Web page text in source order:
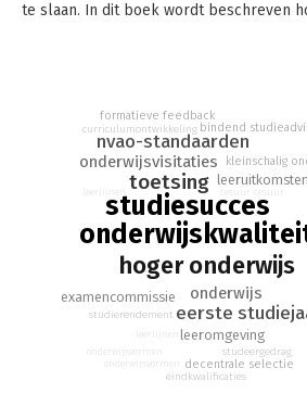
te slaan. In dit boek wordt beschreven
studiesucces in het eerste jaar een
te hebben op de latere leerjaren van de
Dit boek is de opvolger van
en is niet moeilijk en is essentieel voor
bezighouden met het ontwikkelen,
het hoger onderwijs.
studiesucces
hoger onderwijs
toetsing
onderwijs
onderwijsvisitaties
nvao-standaarden
eerste
leeruitkomsten
leeromgeving
examencommissie
curriculumontwikkeling
formatieve feedback
studierendement
kleinschalig
bindend
studeergedrag
decentrale selectie
eindkwalificaties
onderwijsvormen
leerlijnen
cesuur
onderwijsvormen
leerlijnen cesuur